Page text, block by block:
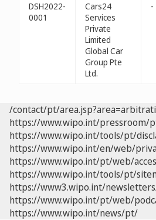
DSH2022-
0001
Cars24
Services
Private
Limited
Global Car
Group Pte
Ltd.
-
/contact/pt/
https://www.wipo.int/pressroom/
https://www.wipo.int/tools/pt/
https://www.wipo.int/en/web/
https://www.wipo.int/pt/web/
https://www.wipo.int/tools/pt/
https://www3.wipo.int/
https://www.wipo.int/pt/web/
https://www.wipo.int/news/pt/